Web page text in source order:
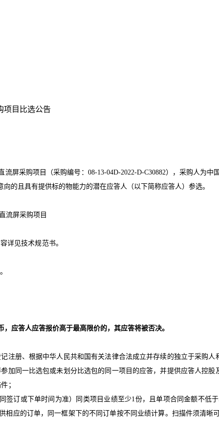
项目比选公告
流屏采购项目 （采购编号： 08-13-04D-2022-D-C30882） ，采购人为中
的且具有提供标的物能力的潜在应答人（以下简称应答人）参选。
流屏采购项目
详见技术规范书。
，应答人应答报价高于最高限价的，其应答将被否决。
注册、根据中华人民共和国有关法律合法成立并存续的独立于采购
加同一比选包或未划分比选包的同一项目的应答，并提供应答人控股
；
签订或下单时间为准）同类项目业绩至少1份，且单项合同金额不低于
应的订单，同一框架下的不同订单按不同业绩计算。扫描件须清晰